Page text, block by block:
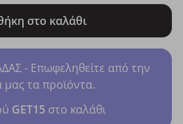
στο καλάθι
- Επωφεληθείτε από την
τα προϊόντα.
GET15 στο καλάθι